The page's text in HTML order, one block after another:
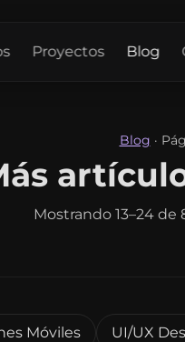
Proyectos Blog
Blog ·
Mostrando 13–24
Móviles UI/UX